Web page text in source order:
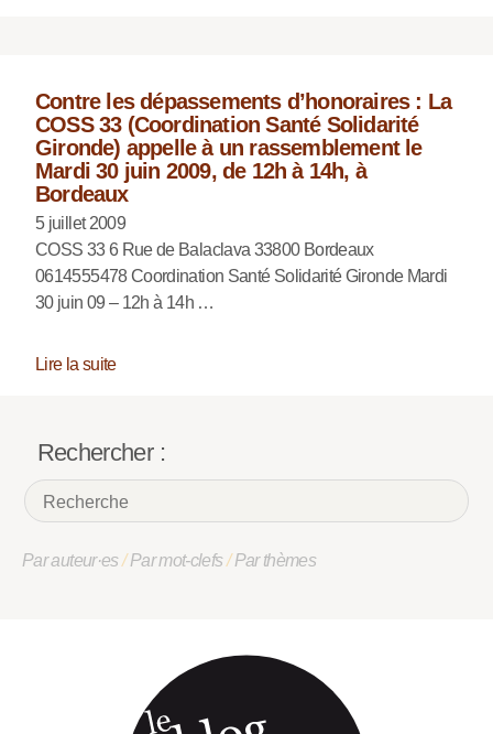
Contre les dépassements d’honoraires : La
COSS 33 (Coordination Santé Solidarité
Gironde) appelle à un rassemblement le
Mardi 30 juin 2009, de 12h à 14h, à
Bordeaux
5 juillet 2009
COSS 33 6 Rue de Balaclava 33800 Bordeaux
0614555478 Coordination Santé Solidarité Gironde Mardi
30 juin 09 – 12h à 14h …
Lire la suite
Rechercher :
Par auteur·es/Par mot-clefs/Par thèmes